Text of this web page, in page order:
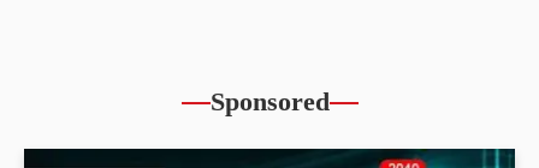
Sponsored